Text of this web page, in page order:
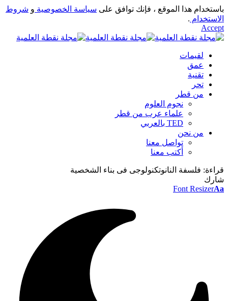
باستخدام هذا الموقع ، فإنك توافق على سياسة الخصوصية و شروط
الاستخدام .
Accept
لقيمات
عمق
تقنية
تحر
من قطر
نجوم العلوم
علماء عرب من قطر
TED بالعربي
من نحن
تواصل معنا
أكتب معنا
قراءة: فلسفة النانوتكنولوجى فى بناء الشخصية
شارك
Font ResizerAa